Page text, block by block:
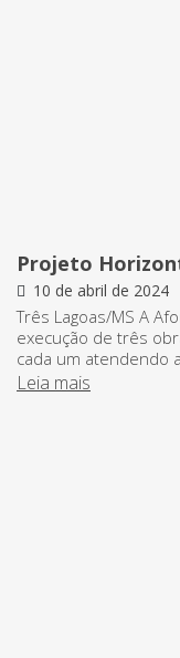
Projeto
10 de abril de 2024
Três Lagoas/MS A
execução de três
cada um atendendo
Leia mais